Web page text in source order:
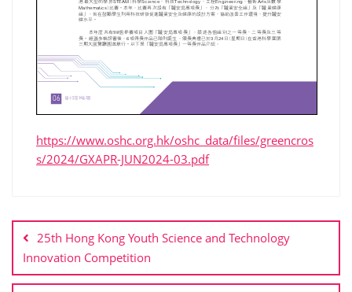
https://www.oshc.org.hk/oshc_data/files/greencros
s/2024/GXAPR-JUN2024-03.pdf
navigation
25th Hong Kong Youth Science and Technology
Innovation Competition